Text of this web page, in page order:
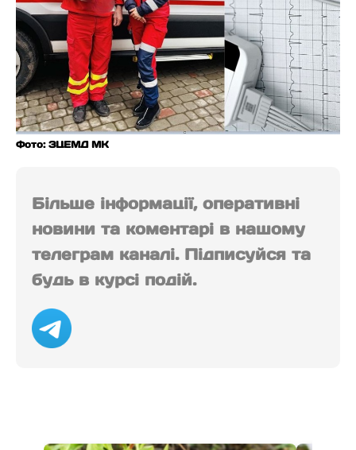
Фото: ЗЦЕМД МК
Більше інформації, оперативні
новини та коментарі в нашому
телеграм каналі. Підписуйся та
будь в курсі подій.